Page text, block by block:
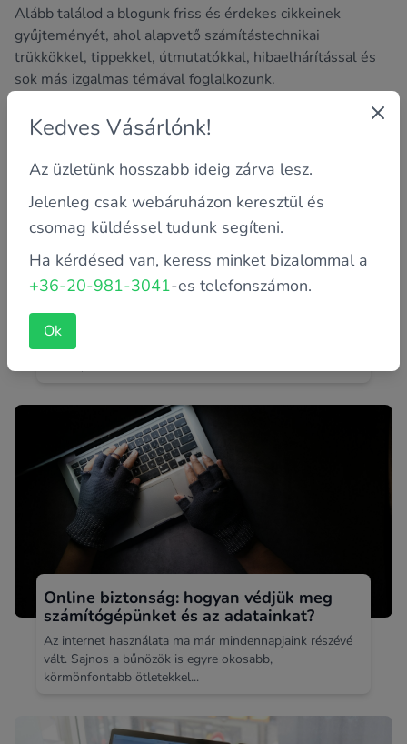
Alább találod a blogunk friss és érdekes cikkeinek
gyűjteményét, ahol alapvető számítástechnikai
trükkökkel, tippekkel, útmutatókkal, hibaelhárítással és
sok más izgalmas témával foglalkozunk.
Bizony nem mindegy miként, és hogyan használod.
Mivel elég régóta piacon van, így az ára már nem annyira
Online biztonság: hogyan védjük meg
számítógépünket és az adatainkat?
Az internet használata ma már mindennapjaink részévé
vált. Sajnos a bűnözök is egyre okosabb,
körmönfontabb ötletekkel...
Kedves Vásárlónk!
Az üzletünk hosszabb ideig zárva lesz.
Jelenleg csak webáruházon keresztül és
csomag küldéssel tudunk segíteni.
Ha kérdésed van, keress minket bizalommal a
+36-20-981-3041-es telefonszámon.
Ok